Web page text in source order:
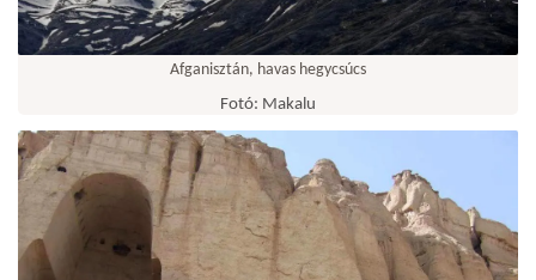
Afganisztán, havas hegycsúcs
Fotó: Makalu